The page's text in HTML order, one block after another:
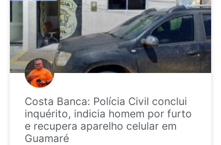
Costa Banca: Polícia Civil conclui
inquérito, indicia homem por furto
e recupera aparelho celular em
Guamaré